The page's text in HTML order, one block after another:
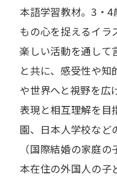
本語学習教材。3・
もの心を捉えるイラ
楽しい活動を通して
と共に、感受性や
や世界へと視野を広
表現と相互理解を目
園、日本人学校など
（国際結婚の家庭
本在住の外国人の子